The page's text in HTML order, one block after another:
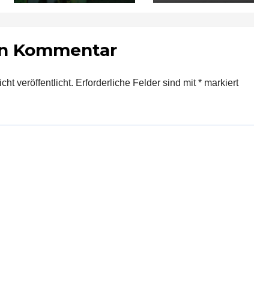
– Zuschüsse bis
Nachfrage bleibt
Kommentar
veröffentlicht. Erforderliche Felder sind mit* markiert